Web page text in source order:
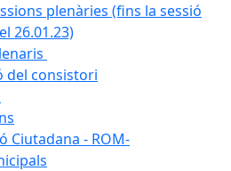
plenàries (fins la sessió
26.01.23)
del consistori
Ciutadana - ROM-